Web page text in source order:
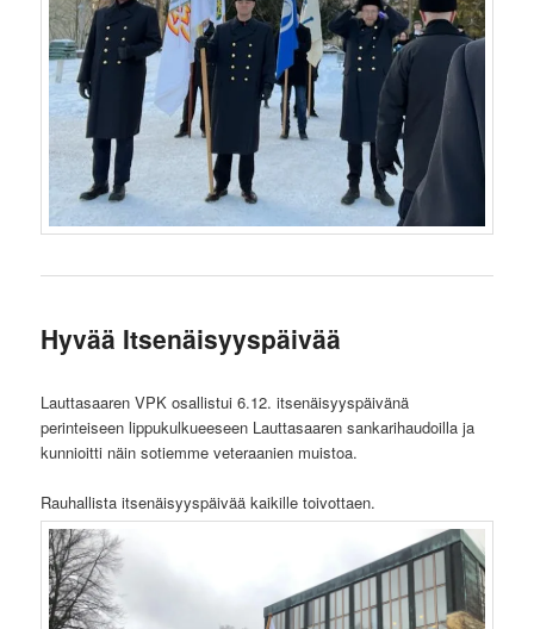
Hyvää Itsenäisyyspäivää
Lauttasaaren VPK osallistui 6.12. itsenäisyyspäivänä
perinteiseen lippukulkueeseen Lauttasaaren sankarihaudoilla ja
kunnioitti näin sotiemme veteraanien muistoa.
Rauhallista itsenäisyyspäivää kaikille toivottaen.